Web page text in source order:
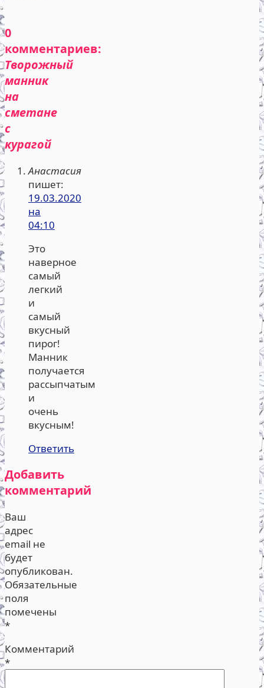
0
комментариев:
Творожный
манник
на
сметане
с
курагой
Анастасия
пишет:
19.03.2020
на
04:10
Это
наверное
самый
легкий
и
самый
вкусный
пирог!
Манник
получается
рассыпчатым
и
очень
вкусным!
Ответить
Добавить
комментарий
Ваш
адрес
email не
будет
опубликован.
Обязательные
поля
помечены
*
Комментарий
*